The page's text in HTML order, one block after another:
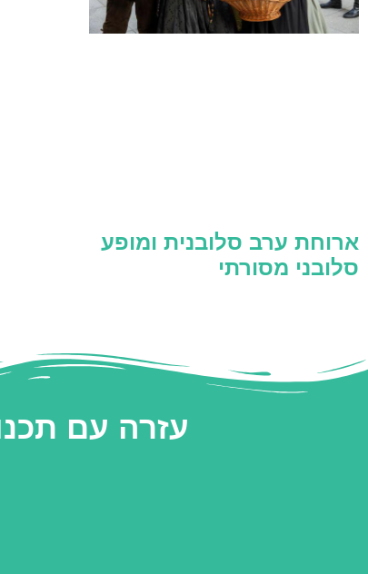
ארוחת ערב סלובנית ומופע
סלובני מסורתי
עזרה עם